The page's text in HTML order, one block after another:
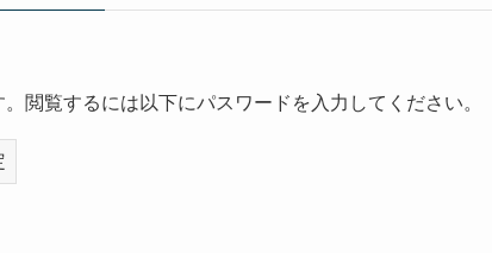
閲覧するには以下にパスワードを入力してください。